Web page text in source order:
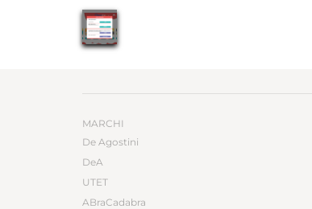
MARCHI
De Agostini
DeA
UTET
ABraCadabra